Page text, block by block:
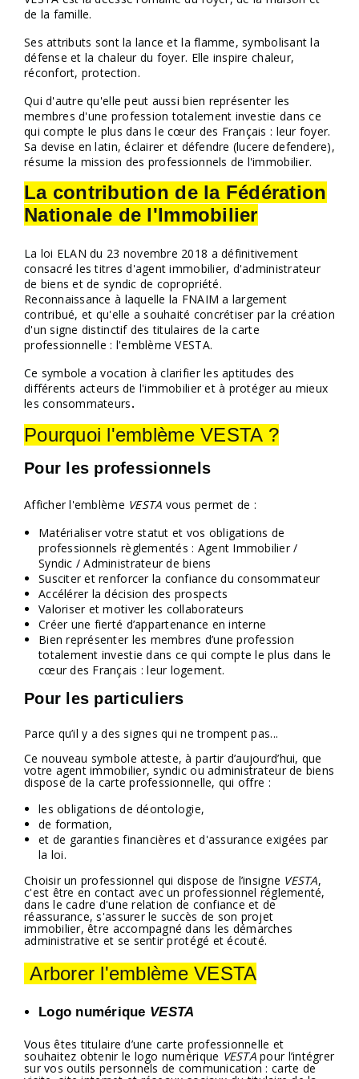
de la famille.
Ses attributs sont la lance et la flamme, symbolisant la
défense et la chaleur du foyer. Elle inspire chaleur,
réconfort, protection.
Qui d'autre qu'elle peut aussi bien représenter les
membres d'une profession totalement investie dans ce
qui compte le plus dans le cœur des Français : leur foyer.
Sa devise en latin, éclairer et défendre (lucere defendere),
résume la mission des professionnels de l'immobilier.
La contribution de la Fédération
Nationale de l'Immobilier
La loi ELAN du 23 novembre 2018 a définitivement
consacré les titres d'agent immobilier, d'administrateur
de biens et de syndic de copropriété.
Reconnaissance à laquelle la FNAIM a largement
contribué, et qu'elle a souhaité concrétiser par la création
d'un signe distinctif des titulaires de la carte
professionnelle : l'emblème VESTA.
Ce symbole a vocation à clarifier les aptitudes des
différents acteurs de l'immobilier et à protéger au mieux
les consommateurs.
Pourquoi l'emblème VESTA ?
Pour les professionnels
Afficher l'emblème VESTA vous permet de :
Matérialiser votre statut et vos obligations de
professionnels règlementés : Agent Immobilier /
Syndic / Administrateur de biens
Susciter et renforcer la confiance du consommateur
Accélérer la décision des prospects
Valoriser et motiver les collaborateurs
Créer une fierté d’appartenance en interne
Bien représenter les membres d’une profession
totalement investie dans ce qui compte le plus dans le
cœur des Français : leur logement.
Pour les particuliers
Parce qu’il y a des signes qui ne trompent pas...
Ce nouveau symbole atteste, à partir d’aujourd’hui, que
votre agent immobilier, syndic ou administrateur de biens
dispose de la carte professionnelle, qui offre :
les obligations de déontologie,
de formation,
et de garanties financières et d'assurance exigées par
la loi.
Choisir un professionnel qui dispose de l’insigne VESTA,
c'est être en contact avec un professionnel réglementé,
dans le cadre d'une relation de confiance et de
réassurance, s'assurer le succès de son projet
immobilier, être accompagné dans les démarches
administrative et se sentir protégé et écouté.
Arborer l'emblème VESTA
Logo numérique VESTA
Vous êtes titulaire d’une carte professionnelle et
souhaitez obtenir le logo numérique VESTApour l’intégrer
sur vos outils personnels de communication : carte de